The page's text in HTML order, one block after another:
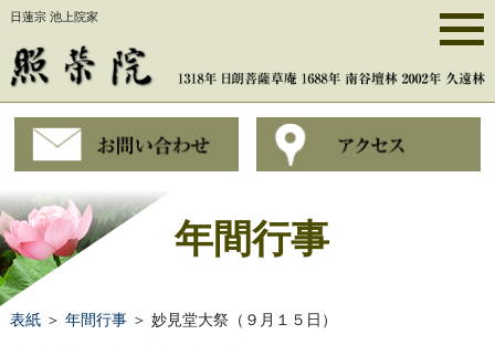
日蓮宗 池上院家
年間行事
表紙＞ 年間行事＞ 妙見堂大祭（９月１５日）